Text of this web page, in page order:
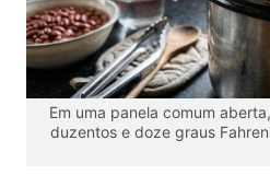
Em uma panela comum
duzentos e doze graus